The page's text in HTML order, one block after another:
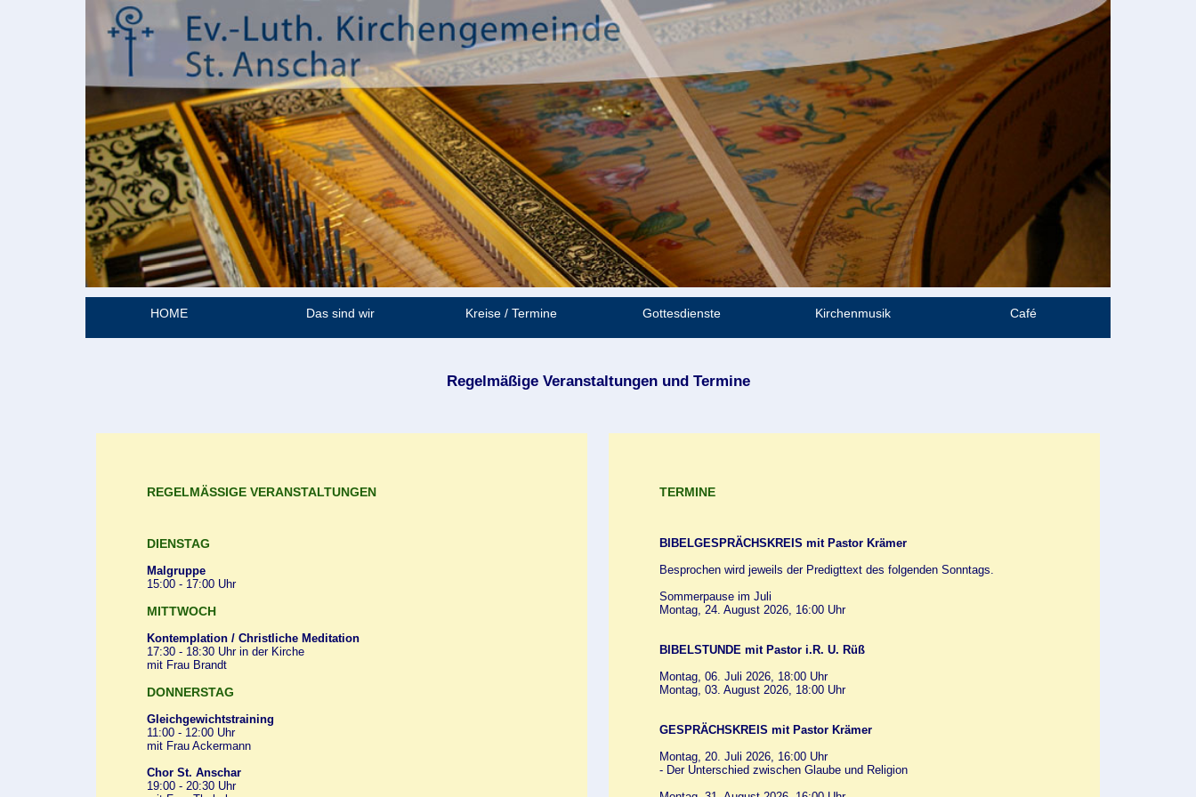
HOME Das sind wir Kreise / Termine Gottesdienste Kirchenmusik Café
Regelmäßige Veranstaltungen und Termine
REGELMÄSSIGE VERANSTALTUNGEN
DIENSTAG
Malgruppe
15:00 - 17:00 Uhr
MITTWOCH
Kontemplation / Christliche Meditation
17:30 - 18:30 Uhr in der Kirche
mit Frau Brandt
DONNERSTAG
Gleichgewichtstraining
11:00 - 12:00 Uhr
mit Frau Ackermann
Chor St. Anschar
19:00 - 20:30 Uhr
TERMINE
BIBELGESPRÄCHSKREIS mit Pastor Krämer
Besprochen wird jeweils der Predigttext des folgenden Sonntags.
Sommerpause im Juli
Montag, 24. August 2026, 16:00 Uhr
BIBELSTUNDE mit Pastor i.R. U. Rüß
Montag, 06. Juli 2026, 18:00 Uhr
Montag, 03. August 2026, 18:00 Uhr
GESPRÄCHSKREIS mit Pastor Krämer
Montag, 20. Juli 2026, 16:00 Uhr
- Der Unterschied zwischen Glaube und Religion